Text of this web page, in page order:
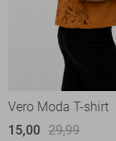
Vero Moda T-shirt
15,00 29,99